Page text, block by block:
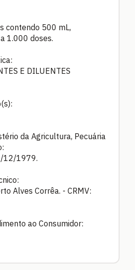
contendo 500 mL,
1.000 doses.
E DILUENTES
da Agricultura, Pecuária
12/1979.
Alves Corrêa. - CRMV:
ao Consumidor: